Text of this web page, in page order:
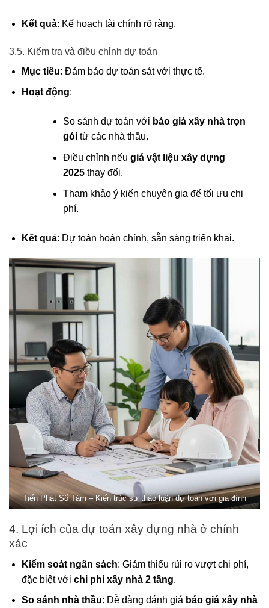
Kết quả: Kế hoạch tài chính rõ ràng.
3.5. Kiểm tra và điều chỉnh dự toán
Mục tiêu: Đảm bảo dự toán sát với thực tế.
Hoạt động:
So sánh dự toán với báo giá xây nhà trọn
góitừ các nhà thầu.
Điều chỉnh nếu giá vật liệu xây dựng
2025thay đổi.
Tham khảo ý kiến chuyên gia để tối ưu chi
phí.
Kết quả: Dự toán hoàn chỉnh, sẵn sàng triển khai.
Tiến Phát Số Tám – Kiến trúc sư thảo luận dự toán với gia đình
4. Lợi ích của dự toán xây dựng nhà ở chính
xác
Kiểm soát ngân sách: Giảm thiểu rủi ro vượt chi phí,
đặc biệt với chi phí xây nhà 2 tầng.
So sánh nhà thầu: Dễ dàng đánh giá báo giá xây nhà